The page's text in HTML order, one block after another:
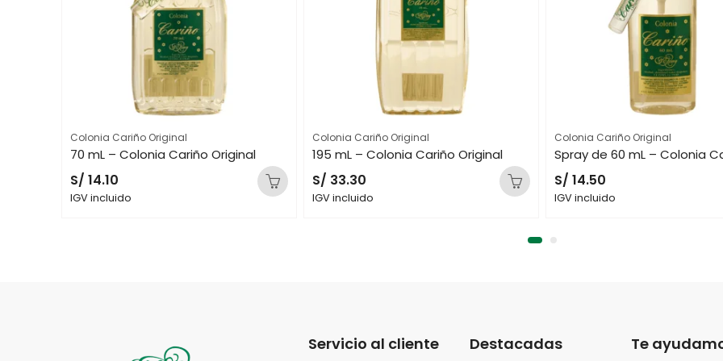
Colonia Cariño Original
70 mL – Colonia Cariño Original
S/ 14.10
IGV incluido
Colonia Cariño Original
195 mL – Colonia Cariño Original
S/ 33.30
IGV incluido
Colonia Cariño Original
S/ 14.50
IGV incluido
Servicio al cliente Destacadas Te